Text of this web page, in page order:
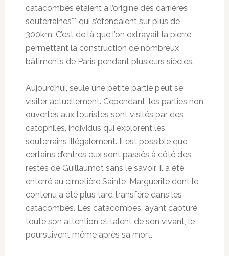
catacombes étaient à l’origine des carrières
souterraines** qui s’étendaient sur plus de
300km. C’est de là que l’on extrayait la pierre
permettant la construction de nombreux
bâtiments de Paris pendant plusieurs siècles.
Aujourd’hui, seule une petite partie peut se
visiter actuellement. Cependant, les parties non
ouvertes aux touristes sont visités par des
catophiles, individus qui explorent les
souterrains illégalement. Il est possible que
certains d’entres eux sont passés à côté des
restes de Guillaumot sans le savoir. Il a été
enterré au cimetière Sainte-Marguerite dont le
contenu a été plus tard transféré dans les
catacombes. Les catacombes, ayant capturé
toute son attention et talent de son vivant, le
poursuivent même après sa mort.